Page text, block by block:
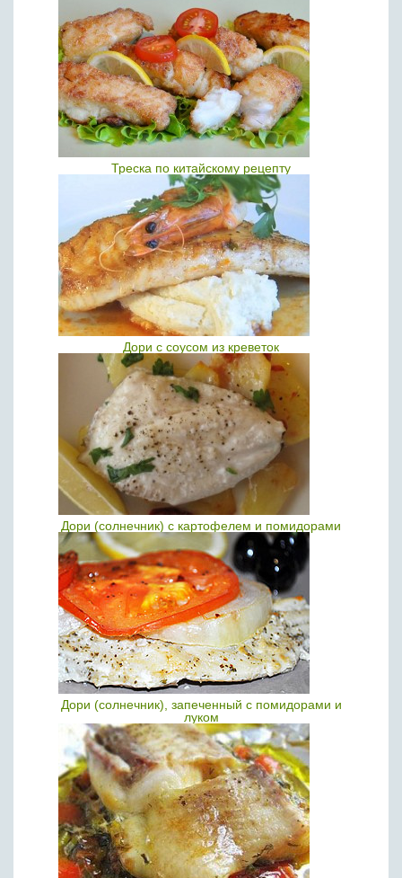
Треска по китайскому рецепту
Дори с соусом из креветок
Дори (солнечник) с картофелем и помидорами
Дори (солнечник), запеченный с помидорами и
луком